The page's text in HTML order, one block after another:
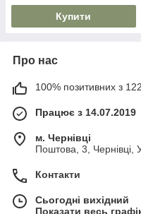
Купити
Про нас
100% позитивних з 122
Працює з 14.07.2019
м. Чернівці
Поштова, 3, Чернівці,
Контакти
Сьогодні вихідний
Показати весь